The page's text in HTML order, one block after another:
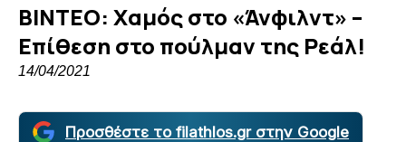
ΒΙΝΤΕΟ: Χαμός στο «Άνφιλντ» –
Επίθεση στο πούλμαν της Ρεάλ!
14/04/2021
Προσθέστε το filathlos.gr στην Google